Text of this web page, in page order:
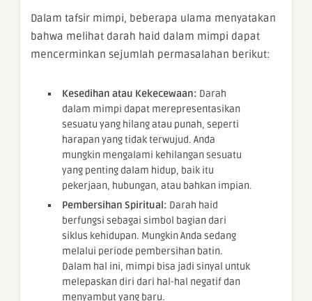
Dalam tafsir mimpi, beberapa ulama menyatakan
bahwa melihat darah haid dalam mimpi dapat
mencerminkan sejumlah permasalahan berikut:
Kesedihan atau Kekecewaan: Darah
dalam mimpi dapat merepresentasikan
sesuatu yang hilang atau punah, seperti
harapan yang tidak terwujud. Anda
mungkin mengalami kehilangan sesuatu
yang penting dalam hidup, baik itu
pekerjaan, hubungan, atau bahkan impian.
Pembersihan Spiritual: Darah haid
berfungsi sebagai simbol bagian dari
siklus kehidupan. Mungkin Anda sedang
melalui periode pembersihan batin.
Dalam hal ini, mimpi bisa jadi sinyal untuk
melepaskan diri dari hal-hal negatif dan
menyambut yang baru.